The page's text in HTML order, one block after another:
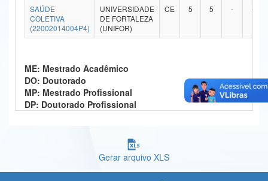
Ministério da Ciência, Tecnologia, Inovações e Comunicações
Ministério do Meio Ambiente
Ministério do Desenvolvimento Regional
Controladoria-Geral da União
SAÚDE
COLETIVA
(22002014004P4)
UNIVERSIDADE
DE FORTALEZA
(UNIFOR)
CE 5 5 - -
ME: Mestrado Acadêmico
DO: Doutorado
MP: Mestrado Profissional
DP: Doutorado Profissional
Gerar arquivo XLS